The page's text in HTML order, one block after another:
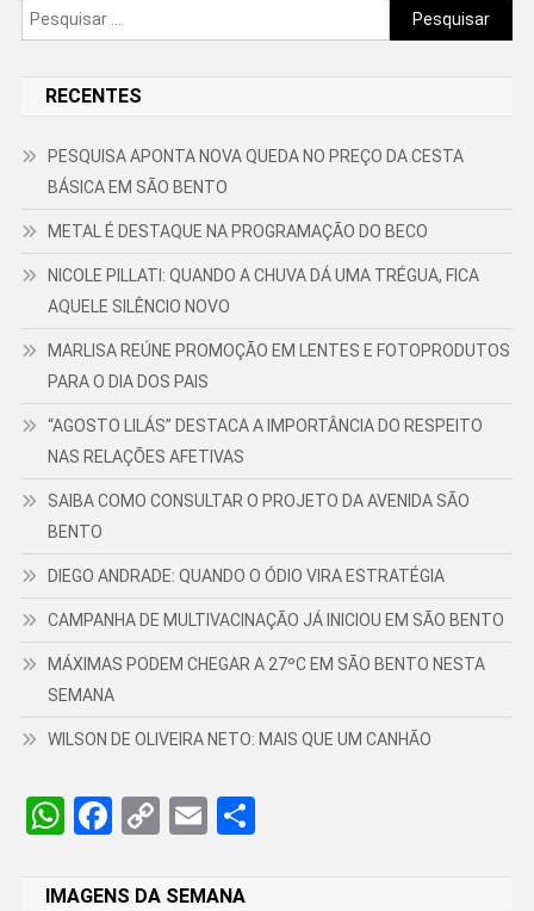
Pesquisar
por:
RECENTES
PESQUISA APONTA NOVA QUEDA NO PREÇO DA CESTA
BÁSICA EM SÃO BENTO
METAL É DESTAQUE NA PROGRAMAÇÃO DO BECO
NICOLE PILLATI: QUANDO A CHUVA DÁ UMA TRÉGUA, FICA
AQUELE SILÊNCIO NOVO
MARLISA REÚNE PROMOÇÃO EM LENTES E FOTOPRODUTOS
PARA O DIA DOS PAIS
“AGOSTO LILÁS” DESTACA A IMPORTÂNCIA DO RESPEITO
NAS RELAÇÕES AFETIVAS
SAIBA COMO CONSULTAR O PROJETO DA AVENIDA SÃO
BENTO
DIEGO ANDRADE: QUANDO O ÓDIO VIRA ESTRATÉGIA
CAMPANHA DE MULTIVACINAÇÃO JÁ INICIOU EM SÃO BENTO
MÁXIMAS PODEM CHEGAR A 27ºC EM SÃO BENTO NESTA
SEMANA
WILSON DE OLIVEIRA NETO: MAIS QUE UM CANHÃO
WhatsApp
Facebook
CopyEmailShare
IMAGENS DA SEMANA